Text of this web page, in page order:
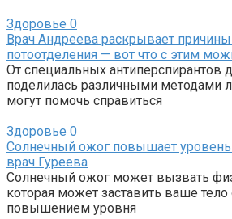
Здоровье 0
Врач Андреева раскрывает
потоотделения — вот что с этим
От специальных антиперспирантов
поделилась различными методами
могут помочь справиться
Здоровье 0
Солнечный ожог повышает уровень
врач Гуреева
Солнечный ожог может вызвать
которая может заставить ваше тело
повышением уровня